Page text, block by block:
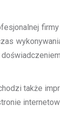
także